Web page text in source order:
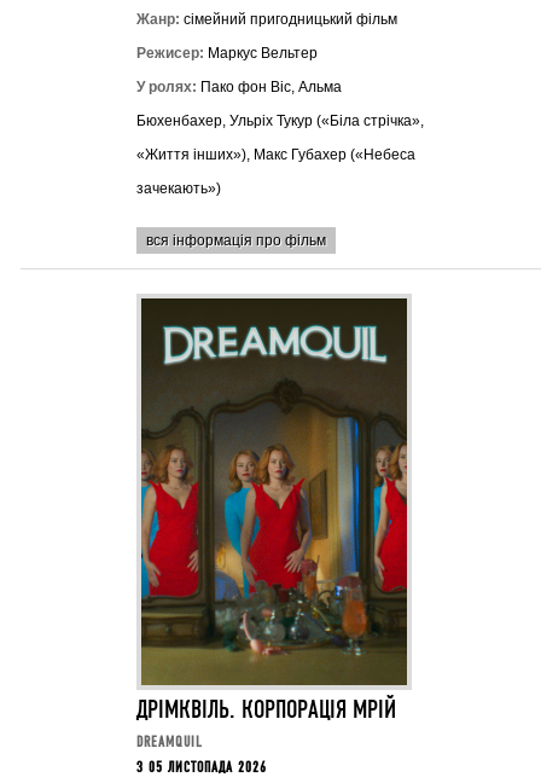
Жанр: сімейний пригодницький фільм
Режисер: Маркус Вельтер
У ролях: Пако фон Віс, Альма
Бюхенбахер, Ульріх Тукур («Біла стрічка»,
«Життя інших»), Макс Губахер («Небеса
зачекають»)
вся інформація про фільм
ДРІМКВІЛЬ. КОРПОРАЦІЯ МРІЙ
DREAMQUIL
З 05 ЛИСТОПАДА 2026